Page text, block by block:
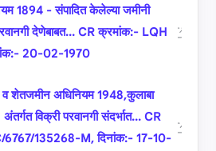
1894 - संपादित केलेल्‍या जमीनी
देणेबाबत... CR क्रमांक:- LQH
20-02-1970
व शेतजमीन अधिनियम 1948,कुलाबा
विक्री परवानगी संदर्भात... CR
6767/135268-M, दिनांक:- 17-10-